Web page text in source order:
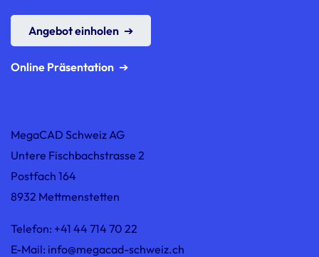
Angebot einholen
Online Präsentation
MegaCAD Schweiz AG
Untere Fischbachstrasse 2
Postfach 164
8932 Mettmenstetten
Telefon: +41 44 714 70 22
E-Mail: info@megacad-schweiz.ch